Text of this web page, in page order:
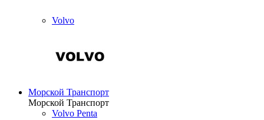
Volvo
Морской Транспорт
Морской Транспорт
Volvo Penta